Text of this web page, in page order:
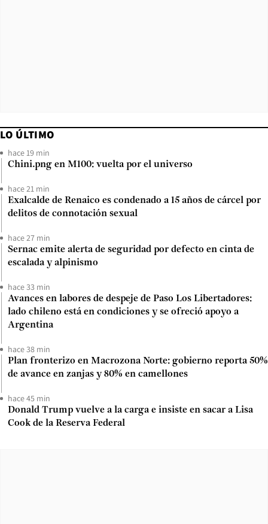
LO ÚLTIMO
hace 19 min
Chini.png en M100: vuelta por el universo
hace 21 min
Exalcalde de Renaico es condenado a 15 años de cárcel por
delitos de connotación sexual
hace 27 min
Sernac emite alerta de seguridad por defecto en cinta de
escalada y alpinismo
hace 33 min
Avances en labores de despeje de Paso Los Libertadores:
lado chileno está en condiciones y se ofreció apoyo a
Argentina
hace 38 min
Plan fronterizo en Macrozona Norte: gobierno reporta 50%
de avance en zanjas y 80% en camellones
hace 45 min
Donald Trump vuelve a la carga e insiste en sacar a Lisa
Cook de la Reserva Federal